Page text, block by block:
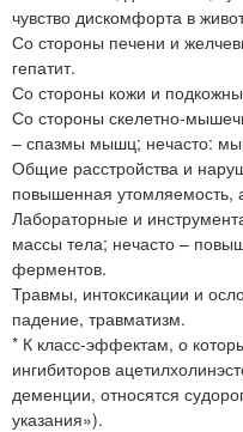
чувство дискомфорта в
Со стороны печени и
гепатит.
Со стороны кожи и
Со стороны скелетно-
– спазмы мышц; нечасто:
Общие расстройства и
повышенная утомляемость,
Лабораторные и
массы тела; нечасто –
ферментов.
Травмы, интоксикации и
падение, травматизм.
* К класс-эффектам, о
ингибиторов
деменции, относятся
указания»).